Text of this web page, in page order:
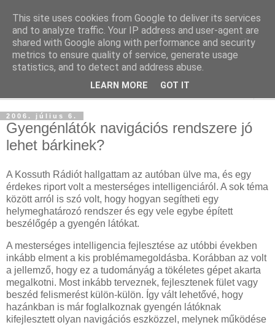
blog.sancho.hu
Egy techember blogja a mindennapok kütyüiről...
2006. július 6.
Gyengénlátók navigációs rendszere jó
lehet bárkinek?
A Kossuth Rádiót hallgattam az autóban ülve ma, és egy
érdekes riport volt a mesterséges intelligenciáról. A sok téma
között arról is szó volt, hogy hogyan segítheti egy
helymeghatározó rendszer és egy vele egybe épített
beszélőgép a gyengén látókat.
A mesterséges intelligencia fejlesztése az utóbbi években
inkább elment a kis problémamegoldásba. Korábban az volt
a jellemző, hogy ez a tudományág a tökéletes gépet akarta
megalkotni. Most inkább terveznek, fejlesztenek fület vagy
beszéd felismerést külön-külön. Így vált lehetővé, hogy
hazánkban is már foglalkoznak gyengén látóknak
kifejlesztett olyan navigációs eszközzel, melynek működése
This site uses cookies from Google to deliver its services
and to analyze traffic. Your IP address and user-agent are
shared with Google along with performance and security
metrics to ensure quality of service, generate usage
statistics, and to detect and address abuse.
LEARN MORE GOT IT